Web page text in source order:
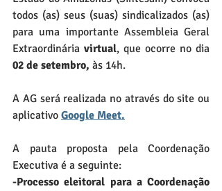
todos (as) seus (suas) sindicalizados (as)
para uma importante Assembleia Geral
Extraordinária virtual, que ocorre no dia
02 de setembro, às 14h.
A AG será realizada no através do site ou
aplicativo Google Meet.
A pauta proposta pela Coordenação
Executiva é a seguinte:
-Processo eleitoral para a Coordenação